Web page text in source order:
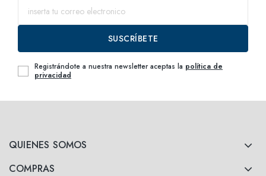
QUIENES SOMOS
COMPRAS
SUSCRÍBETE
Registrándote a nuestra newsletter aceptas la política de
privacidad